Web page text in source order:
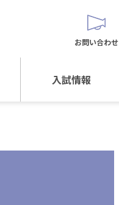
入試情報
お問い合わせ